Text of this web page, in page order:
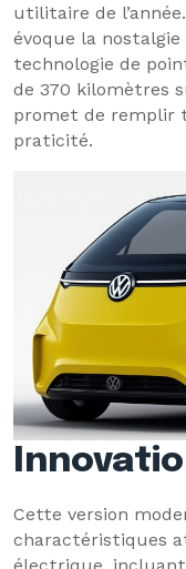
utilitaire de
évoque la
technologie de
de 370 kilomètres
promet de remplir
praticité.
Cette version
charactéristiques
électrique,